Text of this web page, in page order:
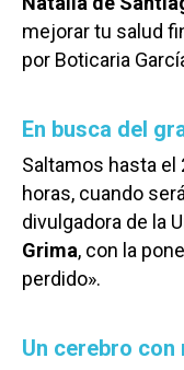
mejorar tu salud
por Boticaria
En busca del
Saltamos hasta el
horas, cuando
divulgadora de la
Grima, con la
perdido».
Un cerebro con